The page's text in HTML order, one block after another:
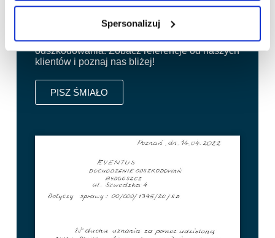
Spersonalizuj
Klientów, którzy nam zaufali jest dla nas
niezwykle ważne i motywuje nas do dalszego
niesienia pomocy poszkodowanym w
wypadkach, dochodzącym uzyskania
odszkodowania. Zobacz referencje od naszych
klientów i poznaj nas bliżej!
PISZ ŚMIAŁO